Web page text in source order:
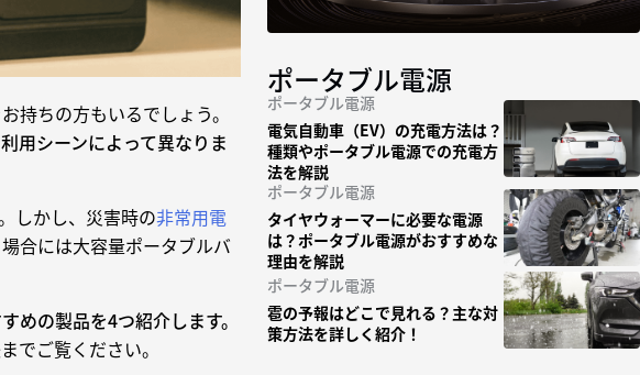
持ちの方もいるでしょう。
用シーンによって異なりま
しかし、災害時の非常用電
合には大容量ポータブルバ
めの製品を4つ紹介します。
でご覧ください。
ポータブル電源
ポータブル電源
電気自動車（EV）の充電方法は？
種類やポータブル電源での充電方
法を解説
ポータブル電源
タイヤウォーマーに必要な電源
は？ポータブル電源がおすすめな
理由を解説
ポータブル電源
雹の予報はどこで見れる？主な対
策方法を詳しく紹介！